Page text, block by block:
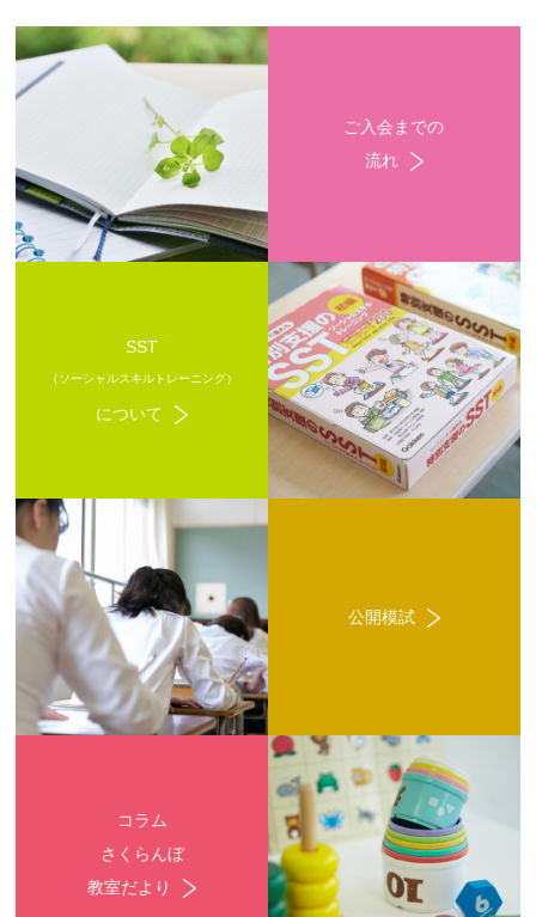
ご入会までの
流れ
SST
（ソーシャルスキルトレーニング）
について
公開模試
コラム
さくらんぼ
教室だより